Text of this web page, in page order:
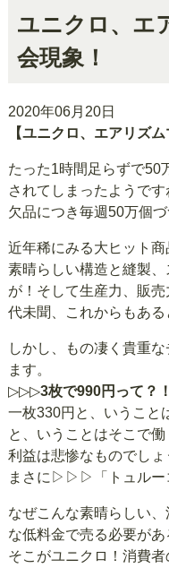
ユニクロ、エ
会現象！
2020年06月20日
【ユニクロ、エアリズ
たった1時間足らずで50
されてしまったようです
欠品につき毎週50万個
近年稀にみる大ヒット商
素晴らしい構造と縫製
が！そして生産力、販
代未聞、これからもある
しかし、もの凄く貴重
ます。
▷▷▷3枚で990円って？！
一枚330円と、いうこと
と、いうことはそこで
利益は悲惨なものでしょ
まさに ▷▷▷「トュルー
なぜこんな素晴らしい
な低料金で売る必要があ
そこがユニクロ！消費